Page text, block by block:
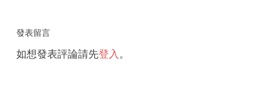
發表留言
如想發表評論請先登入 。